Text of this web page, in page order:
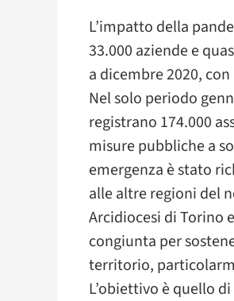
L’impatto della
33.000 aziende e
a dicembre 2020,
Nel solo periodo
registrano 174.000
misure pubbliche a
emergenza è stato
alle altre regioni del
Arcidiocesi di Torino
congiunta per
territorio,
L’obiettivo è quello